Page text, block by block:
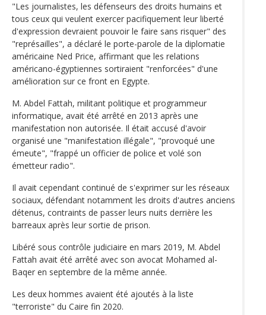
"Les journalistes, les défenseurs des droits humains et
tous ceux qui veulent exercer pacifiquement leur liberté
d'expression devraient pouvoir le faire sans risquer" des
"représailles", a déclaré le porte-parole de la diplomatie
américaine Ned Price, affirmant que les relations
américano-égyptiennes sortiraient "renforcées" d'une
amélioration sur ce front en Egypte.
M. Abdel Fattah, militant politique et programmeur
informatique, avait été arrêté en 2013 après une
manifestation non autorisée. Il était accusé d'avoir
organisé une "manifestation illégale", "provoqué une
émeute", "frappé un officier de police et volé son
émetteur radio".
Il avait cependant continué de s'exprimer sur les réseaux
sociaux, défendant notamment les droits d'autres anciens
détenus, contraints de passer leurs nuits derrière les
barreaux après leur sortie de prison.
Libéré sous contrôle judiciaire en mars 2019, M. Abdel
Fattah avait été arrêté avec son avocat Mohamed al-
Baqer en septembre de la même année.
Les deux hommes avaient été ajoutés à la liste
"terroriste" du Caire fin 2020.